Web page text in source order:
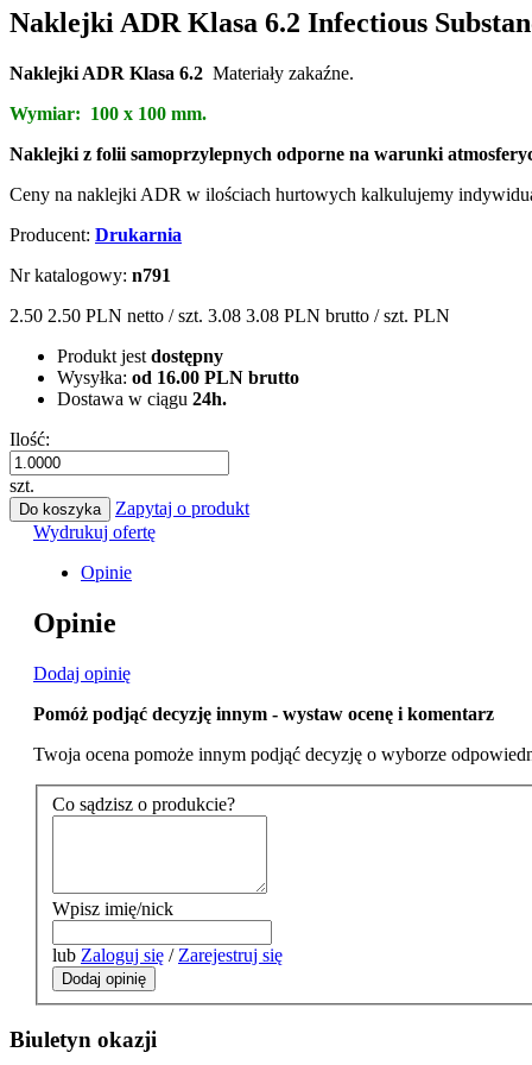
Naklejki ADR Klasa 6.2 Infectious
Naklejki ADR Klasa 6.2 Materiały zakaźne.
Wymiar: 100 x 100 mm.
Naklejki z folii samoprzylepnych odporne na warunki
Ceny na naklejki ADR w ilościach hurtowych kalkulujemy
Producent: Drukarnia
Nr katalogowy: n791
2.50 2.50 PLN netto / szt. 3.08 3.08 PLN brutto / szt. PLN
Produkt jest dostępny
Wysyłka: od 16.00 PLN brutto
Dostawa w ciągu 24h.
Ilość:
szt.
Do koszyka
Zapytaj o produkt
Wydrukuj ofertę
Opinie
Opinie
Dodaj opinię
Pomóż podjąć decyzję innym - wystaw ocenę i komentarz
Twoja ocena pomoże innym podjąć decyzję o wyborze
Co sądzisz o produkcie?
Wpisz imię/nick
lub Zaloguj się / Zarejestruj się
Dodaj opinię
Biuletyn okazji